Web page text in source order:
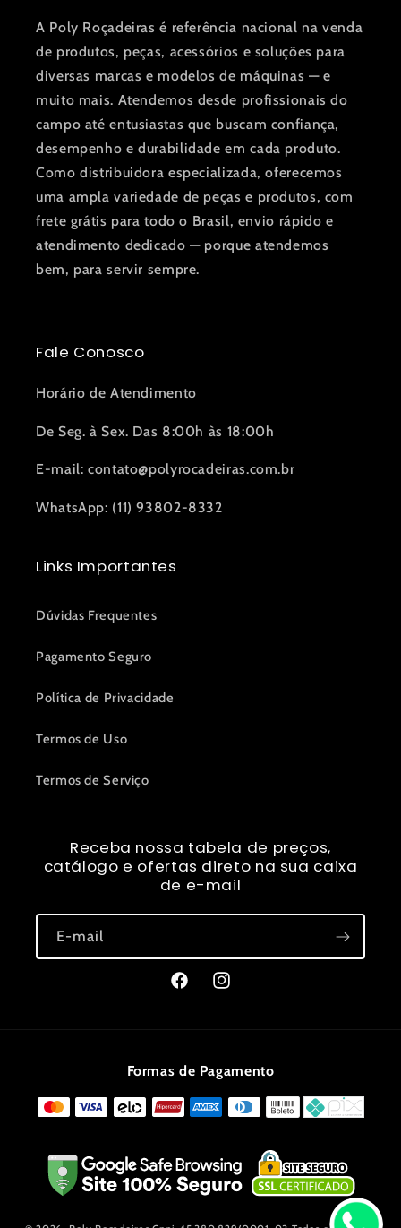
A Poly Roçadeiras é referência nacional na venda
de produtos, peças, acessórios e soluções para
diversas marcas e modelos de máquinas — e
muito mais. Atendemos desde profissionais do
campo até entusiastas que buscam confiança,
desempenho e durabilidade em cada produto.
Como distribuidora especializada, oferecemos
uma ampla variedade de peças e produtos, com
frete grátis para todo o Brasil, envio rápido e
atendimento dedicado — porque atendemos
bem, para servir sempre.
Fale Conosco
Horário de Atendimento
De Seg. à Sex. Das 8:00h às 18:00h
E-mail: contato@polyrocadeiras.com.br
WhatsApp: (11) 93802-8332
Links Importantes
Dúvidas Frequentes
Pagamento Seguro
Política de Privacidade
Termos de Uso
Termos de Serviço
Receba nossa tabela de preços,
catálogo e ofertas direto na sua caixa
de e-mail
E-mail
FacebookInstagram
Formas de Pagamento